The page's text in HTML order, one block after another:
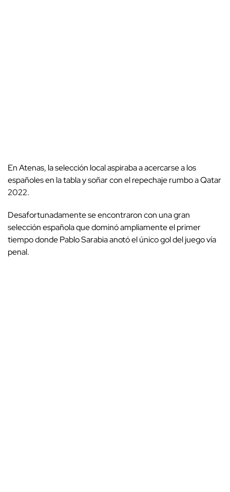
En Atenas, la selección local aspiraba a acercarse a los
españoles en la tabla y soñar con el repechaje rumbo a Qatar
2022.
Desafortunadamente se encontraron con una gran
selección española que dominó ampliamente el primer
tiempo donde Pablo Sarabia anotó el único gol del juego vía
penal.